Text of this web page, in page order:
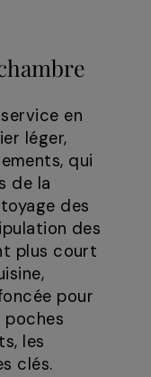
en
léger,
qui
de la
des
des
plus court
pour
poches
les
clés.